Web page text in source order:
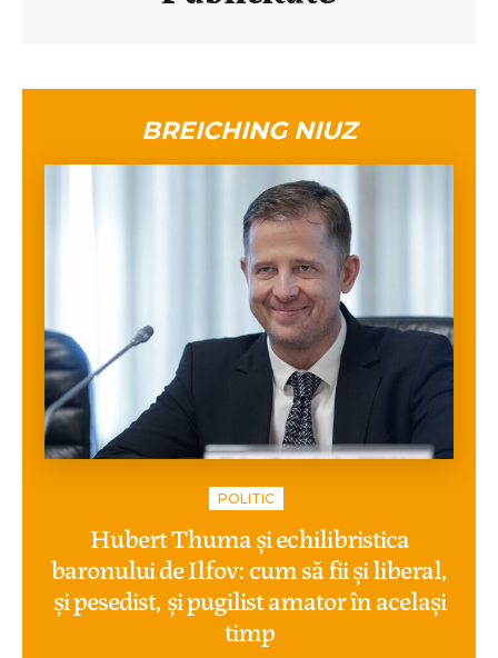
BREICHING NIUZ
POLITIC
Hubert Thuma și echilibristica
baronului de Ilfov: cum să fii și liberal,
și pesedist, și pugilist amator în același
timp